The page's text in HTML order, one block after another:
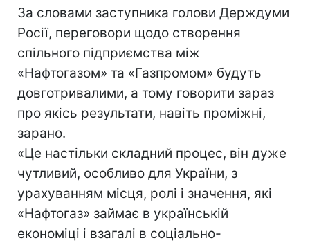
За словами заступника голови Держдуми
Росії, переговори щодо створення
спільного підприємства між
«Нафтогазом» та «Газпромом» будуть
довготривалими, а тому говорити зараз
про якісь результати, навіть проміжні,
зарано.
«Це настільки складний процес, він дуже
чутливий, особливо для України, з
урахуванням місця, ролі і значення, які
«Нафтогаз» займає в українській
економіці і взагалі в соціально-